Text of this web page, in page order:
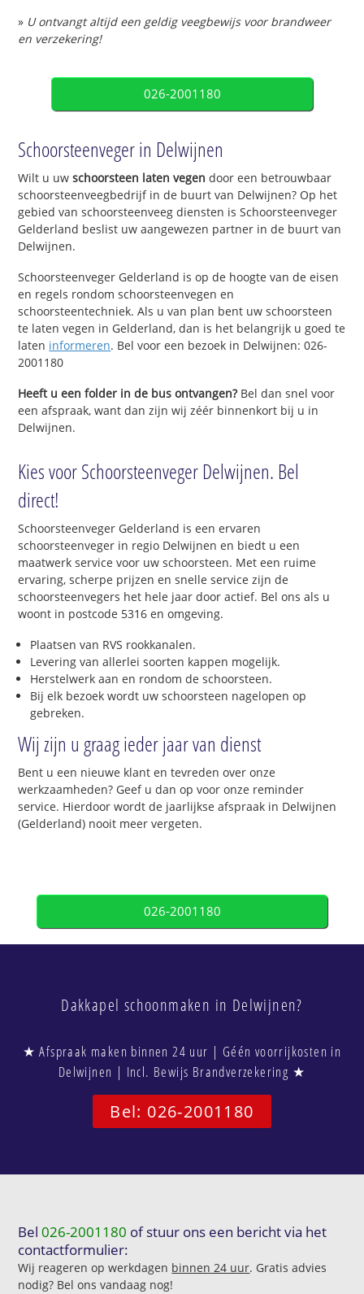
» U ontvangt altijd een geldig veegbewijs voor brandweer
en verzekering!
026-2001180
Schoorsteenveger in Delwijnen
Wilt u uwschoorsteen laten vegen door een betrouwbaar
schoorsteenveegbedrijf in de buurt van Delwijnen? Op het
gebied van schoorsteenveeg diensten is Schoorsteenveger
Gelderland beslist uw aangewezen partner in de buurt van
Delwijnen.
Schoorsteenveger Gelderland is op de hoogte van de eisen
en regels rondom schoorsteenvegen en
schoorsteentechniek. Als u van plan bent uw schoorsteen
te laten vegen in Gelderland, dan is het belangrijk u goed te
laten informeren. Bel voor een bezoek in Delwijnen: 026-
2001180
Heeft u een folder in de bus ontvangen?Bel dan snel voor
een afspraak, want dan zijn wij zéér binnenkort bij u in
Delwijnen.
Kies voor Schoorsteenveger Delwijnen. Bel
direct!
Schoorsteenveger Gelderland is een ervaren
schoorsteenveger in regio Delwijnen en biedt u een
maatwerk service voor uw schoorsteen. Met een ruime
ervaring, scherpe prijzen en snelle service zijn de
schoorsteenvegers het hele jaar door actief. Bel ons als u
woont in postcode 5316 en omgeving.
Plaatsen van RVS rookkanalen.
Levering van allerlei soorten kappen mogelijk.
Herstelwerk aan en rondom de schoorsteen.
Bij elk bezoek wordt uw schoorsteen nagelopen op
gebreken.
Wij zijn u graag ieder jaar van dienst
Bent u een nieuwe klant en tevreden over onze
werkzaamheden? Geef u dan op voor onze reminder
service. Hierdoor wordt de jaarlijkse afspraak in Delwijnen
(Gelderland) nooit meer vergeten.
026-2001180
Dakkapel schoonmaken in Delwijnen?
★ Afspraak maken binnen 24 uur | Géén voorrijkosten in
Delwijnen | Incl. Bewijs Brandverzekering ★
Bel: 026-2001180
Bel026-2001180 of stuur ons een bericht via het
contactformulier:
Wij reageren op werkdagen binnen 24 uur. Gratis advies
nodig? Bel ons vandaag nog!